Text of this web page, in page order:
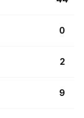
0
2
9